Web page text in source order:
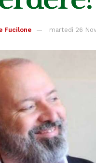
Fucilone martedì 26